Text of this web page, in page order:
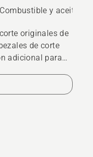
Combustible y aceite
originales de
de corte
adicional para